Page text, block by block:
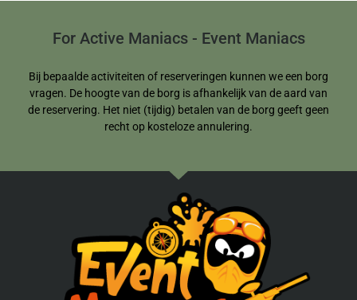
For Active Maniacs - Event Maniacs
Bij bepaalde activiteiten of reserveringen kunnen we een borg
vragen. De hoogte van de borg is afhankelijk van de aard van
de reservering. Het niet (tijdig) betalen van de borg geeft geen
recht op kosteloze annulering.